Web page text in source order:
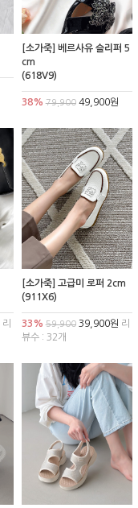
[소가죽] 베르사유 슬리퍼 5
cm
(618V9)
38% 79,90049,900원
리
[소가죽] 고급미 로퍼 2cm
(911X6)
33% 59,90039,900원 리
뷰수 : 32개